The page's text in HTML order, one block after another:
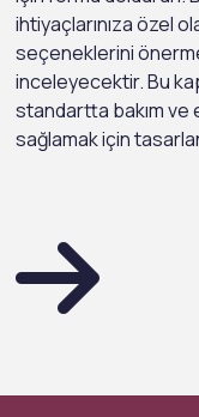
ihtiyaçlarınıza özel
seçeneklerini
inceleyecektir. Bu
standartta bakım ve
sağlamak için